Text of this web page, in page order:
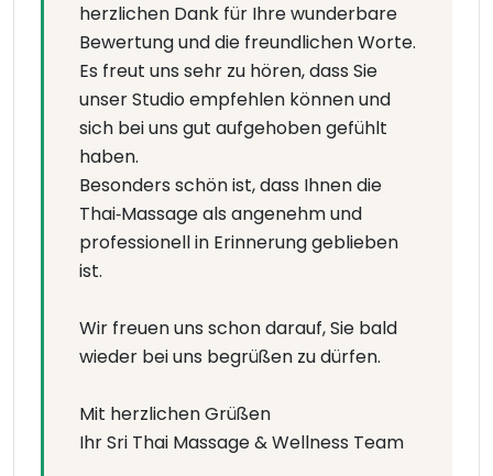
herzlichen Dank für Ihre wunderbare
Bewertung und die freundlichen Worte.
Es freut uns sehr zu hören, dass Sie
unser Studio empfehlen können und
sich bei uns gut aufgehoben gefühlt
haben.
Besonders schön ist, dass Ihnen die
Thai‑Massage als angenehm und
professionell in Erinnerung geblieben
ist.
Wir freuen uns schon darauf, Sie bald
wieder bei uns begrüßen zu dürfen.
Mit herzlichen Grüßen
Ihr Sri Thai Massage & Wellness Team